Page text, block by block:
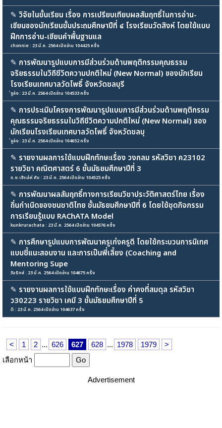
✎ วิจัยในชั้นเรียน เรื่อง การเปรียบเทียบผลสัมฤทธิ์ในการอ่าน-
เขียนของนักเรียนชั้นประถมศึกษาปีที่ ๔ โรงเรียนวัดสิงห์ โดยใช้แบบ
ฝึกการอ่าน-เขียนคำพื้นฐานแล
chonnie : 23 มี.ค. 2564 เปิดอ่าน 104425 ครั้ง
✎ การพัฒนารูปแบบการมีส่วนร่วมด้านพฤติกรรมคุณธรรม
จริยธรรมในวิถีชีวิตความปกติใหม่ (New Normal) ของนักเรียน
โรงเรียนเทศบาลวัดโพธิ์ จังหวัดชลบุรี
่จูล่ง : 23 มี.ค. 2564 เปิดอ่าน 104533 ครั้ง
✎ การประเมินโครงการพัฒนารูปแบบการมีส่วนร่วมด้านพฤติกรรม
คุณธรรมจริยธรรมในวิถีชีวิตความปกติใหม่ (New Normal) ของ
นักเรียนโรงเรียนเทศบาลวัดโพธิ์ จังหวัดชลบุ
่จูล่ง : 23 มี.ค. 2564 เปิดอ่าน 104652 ครั้ง
✎ รายงานผลการใช้แบบฝึกทักษะเรื่อง วงกลม รหัสวิชา ค23102
รายวิชา คณิตศาสตร์ 6 ชั้นมัธยมศึกษาปีที่ 3
ด.ช.เจ้าเล่ห์ คับ : 23 มี.ค. 2564 เปิดอ่าน 104525 ครั้ง
✎ การพัฒนาผลสัมฤทธิ์ทางการเรียนวิชาประวัติศาสตร์ไทย เรื่อง
ถิ่นกำเนิดของชนชาติไทย ชั้นมัธยมศึกษาปีที่ 6 โดยใช้ชุดกิจกรรม
การเรียนรู้แบบ RAChATA Model
kunkrurachata : 23 มี.ค. 2564 เปิดอ่าน 104576 ครั้ง
✎ การศึกษารูปแบบการพัฒนาครูเก่งครูดี โดยใช้กระบวนการนิเทศ
แบบชี้แนะสอนงาน และการเป็นพี่เลี้ยง (Coaching and
Mentoring Supe
วันรักษ์ : 23 มี.ค. 2564 เปิดอ่าน 104675 ครั้ง
✎ รายงานผลการใช้แบบฝึกทักษะเรื่อง ค่าคงที่สมดุล รหัสวิชา
ว30223 รายวิชา เคมี 3 ชั้นมัธยมศึกษาปีที่ 5
ติ : 23 มี.ค. 2564 เปิดอ่าน 104637 ครั้ง
< 1 2 ... 626 627 628 ... 1978 1979
>
เลือกหน้า
Advertisement